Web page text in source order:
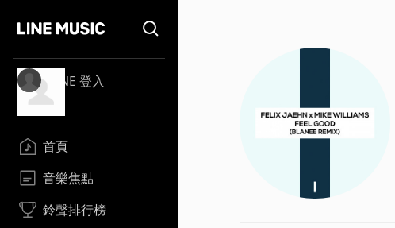
LINE 登入
首頁
音樂焦點
鈴聲排行榜